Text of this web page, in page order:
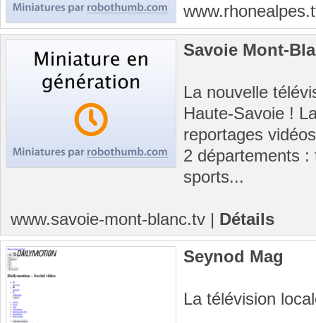
Savoie Mont-
La nouvelle
Haute-Savoie !
reportages
2 départements
sports...
www.savoie-mont-blanc.tv | Détails
Seynod Mag
La télévision